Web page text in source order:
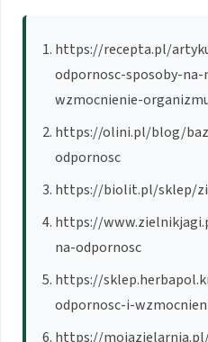
https://recepta.pl/
odpornosc-sposoby-
wzmocnienie-
https://olini.pl/blog/
odpornosc
https://biolit.pl/sklep/
https://
na-odpornosc
https://
odpornosc-i-
https://